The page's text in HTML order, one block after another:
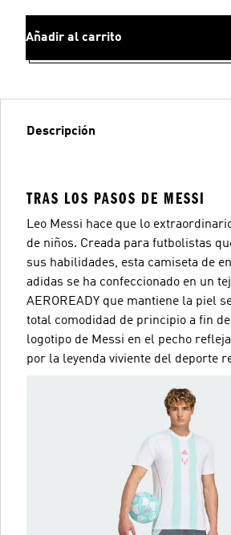
Añadir al carrito
Descripción
TRAS LOS PASOS DE MESSI
Leo Messi hace que lo
de niños. Creada para futbolistas
sus habilidades, esta camiseta de
adidas se ha confeccionado en un
AEROREADY que mantiene la piel
total comodidad de principio a fin
logotipo de Messi en el pecho
por la leyenda viviente del deporte